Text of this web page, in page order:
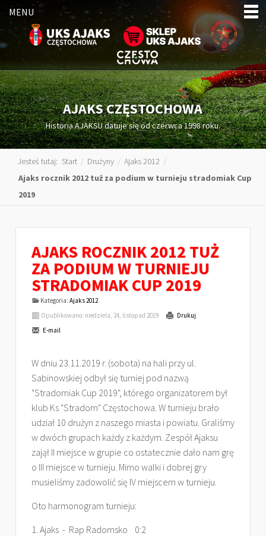
MENU
AJAKS CZĘSTOCHOWA
Historia AJAKSU datuje się od czerwca 1998 roku.
Jesteś tutaj: Start / Drużyny / Ajaks 2012 /
Ajaks rocznik 2012 tuż za podium w turnieju stradomiak Cup
2019
AJAKS ROCZNIK 2012 TUŻ
ZA PODIUM W TURNIEJU
STRADOMIAK CUP 2019
Kategoria: Ajaks 2012
Opublikowano: niedziela, 24, listopad 2019
Drukuj
E-mail
W dniu 23.11.2019 r. (sobota) na hali przy ul.
Sabinowskiej odbył się turniej pod nazwą
"Stradomiak Cup 2019", którego organizatorem był
klub Ks "Stradom" Częstochowa. W turnieju brało
udział 10 drużyn z naszego miasta i powiatu. Graliśmy
w dwóch grupach każdy z każdym. Zespół Ajaksu
zajął II miejsce w grupie co ostatecznie dało nam grę
o III miejsce w turnieju. Mimo walki i dobrej gry
musieliśmy zadowolić się IV miejscem w turnieju.
Oto harmonogram turnieju:
1. Ajaks - Rap Radomsko 0:2